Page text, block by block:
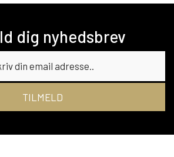
dig nyhedsbrev
TILMELD